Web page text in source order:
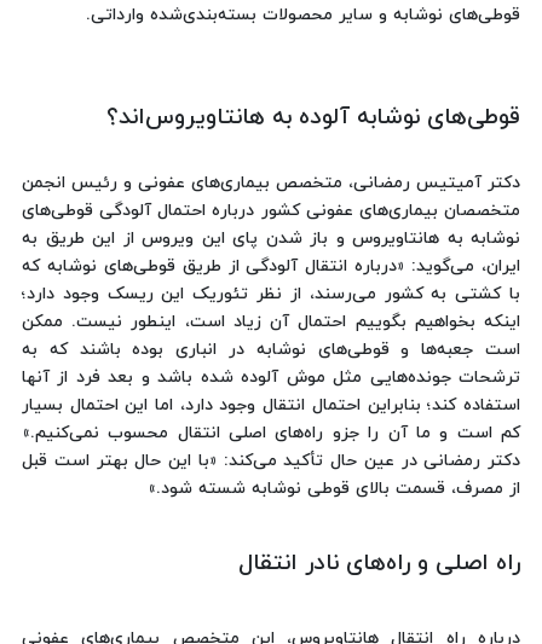
قوطی‌های نوشابه و سایر محصولات بسته‌بندی‌شده وارداتی.
قوطی‌های نوشابه آلوده به هانتاویروس‌اند؟
دکتر آمیتیس رمضانی، متخصص بیماری‌های عفونی و رئیس انجمن
متخصصان بیماری‌های عفونی کشور درباره احتمال آلودگی قوطی‌های
نوشابه به هانتاویروس و باز شدن پای این ویروس از این طریق به
ایران، می‌گوید: «درباره انتقال آلودگی از طریق قوطی‌های نوشابه که
با کشتی به کشور می‌رسند، از نظر تئوریک این ریسک وجود دارد؛
اینکه بخواهیم بگوییم احتمال آن زیاد است، اینطور نیست. ممکن
است جعبه‌ها و قوطی‌های نوشابه در انباری بوده باشند که به
ترشحات جونده‌هایی مثل موش آلوده شده باشد و بعد فرد از آنها
استفاده کند؛ بنابراین احتمال انتقال وجود دارد، اما این احتمال بسیار
کم است و ما آن را جزو راه‌های اصلی انتقال محسوب نمی‌کنیم.»
دکتر رمضانی در عین حال تأکید می‌کند: «با این حال بهتر است قبل
از مصرف، قسمت بالای قوطی نوشابه شسته شود.»
راه اصلی و راه‌های نادر انتقال
درباره راه انتقال هانتاویروس، این متخصص بیماری‌های عفونی